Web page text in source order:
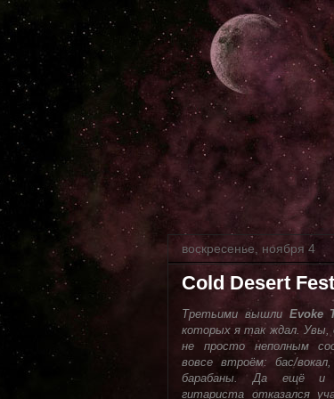
воскресенье, ноября 4
Cold Desert
Третьими вышли Evoke
которых я так ждал. Увы,
не просто неполным
вовсе втроём: бас/
барабаны. Да ещё и
гитариста отказался